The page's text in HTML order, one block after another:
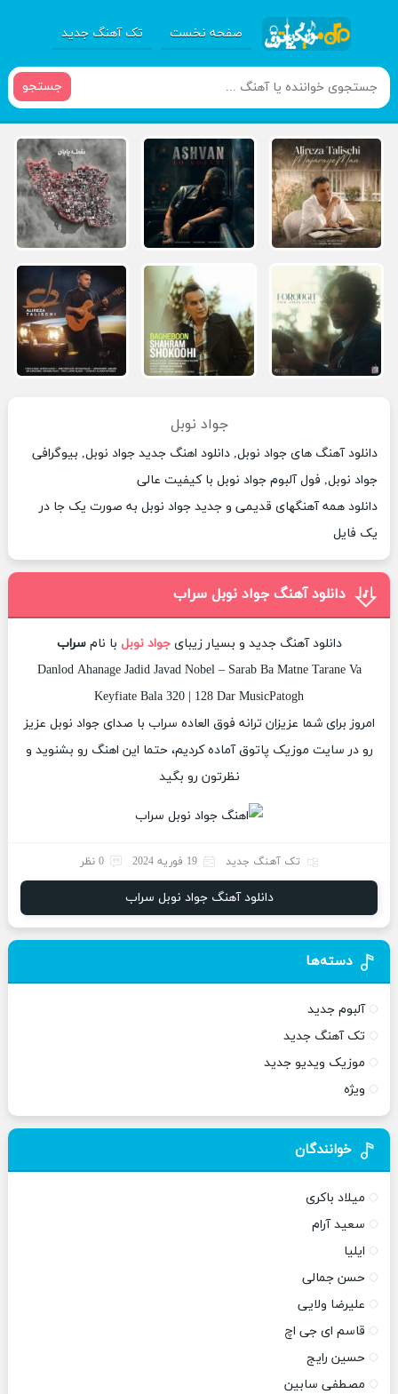
صفحه نخست تک آهنگ جدید
جستجو
جواد نوبل
دانلود آهنگ های جواد نوبل, دانلود اهنگ جدید جواد نوبل, بیوگرافی
جواد نوبل, فول آلبوم جواد نوبل با کیفیت عالی
دانلود همه آهنگهای قدیمی و جدید جواد نوبل به صورت یک جا در
یک فایل
دانلود آهنگ جواد نوبل سراب
دانلود آهنگ جدید و بسیار زیبایجواد نوبل با نامسراب
Danlod Ahanage Jadid Javad Nobel – Sarab Ba Matne Tarane Va
Keyfiate Bala 320 | 128 Dar MusicPatogh
امروز برای شما عزیزان ترانه فوق العاده سراب با صدای جواد نوبل عزیز
رو در سایت موزیک پاتوق آماده کردیم، حتما این اهنگ رو بشنوید و
نظرتون رو بگید
تک آهنگ جدید 19 فوریه 2024 0 نظر
دانلود آهنگ جواد نوبل سراب
دسته‌ها
آلبوم جدید
تک آهنگ جدید
موزیک ویدیو جدید
ویژه
خوانندگان
میلاد باکری
سعید آرام
ایلیا
حسن جمالی
علیرضا ولایی
قاسم ای جی اچ
حسین رایج
مصطفی سابین